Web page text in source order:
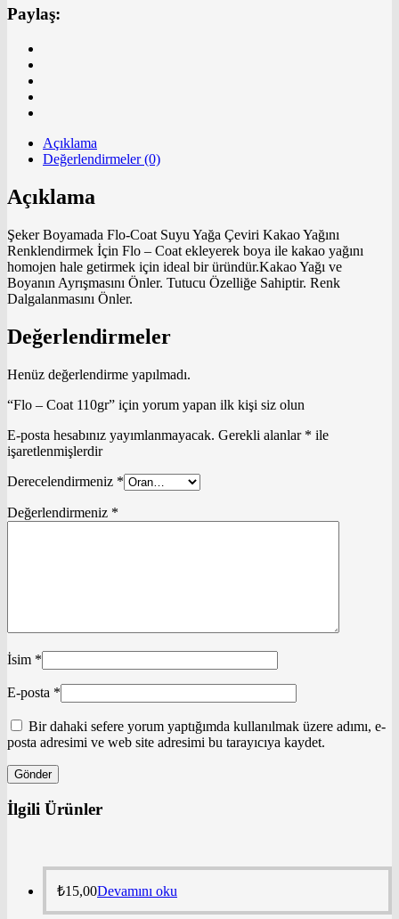
Paylaş:
Açıklama
Değerlendirmeler (0)
Açıklama
Şeker Boyamada Flo-Coat Suyu Yağa Çeviri Kakao Yağını
Renklendirmek İçin Flo – Coat ekleyerek boya ile kakao yağını
homojen hale getirmek için ideal bir üründür.Kakao Yağı ve
Boyanın Ayrışmasını Önler. Tutucu Özelliğe Sahiptir. Renk
Dalgalanmasını Önler.
Değerlendirmeler
Henüz değerlendirme yapılmadı.
“Flo – Coat 110gr” için yorum yapan ilk kişi siz olun
E-posta hesabınız yayımlanmayacak. Gerekli alanlar * ile
işaretlenmişlerdir
Derecelendirmeniz *
Değerlendirmeniz *
İsim *
E-posta *
Bir dahaki sefere yorum yaptığımda kullanılmak üzere adımı, e-
posta adresimi ve web site adresimi bu tarayıcıya kaydet.
İlgili Ürünler
₺15,00Devamını oku